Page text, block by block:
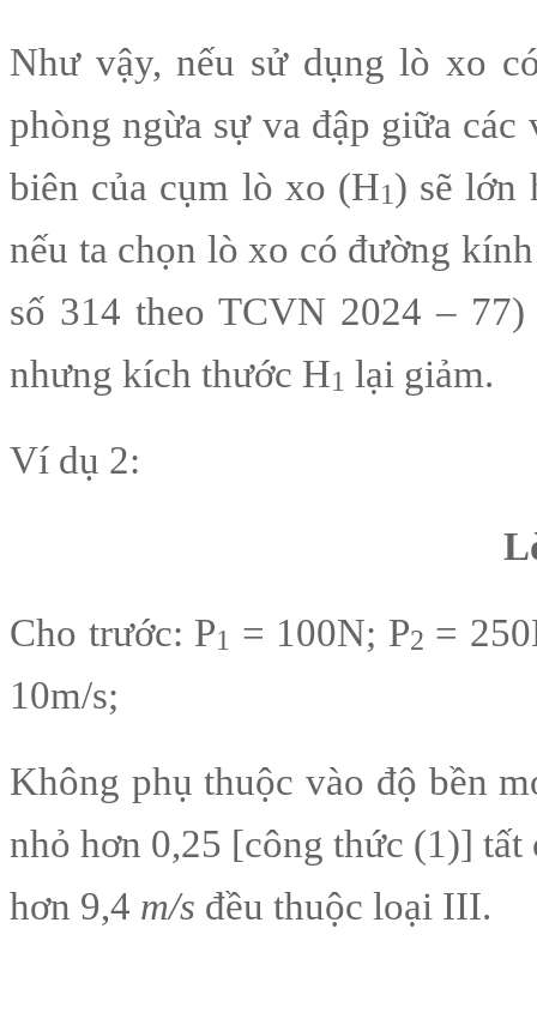
Như vậy, nếu sử dụng lò xo
phòng ngừa sự va đập giữa
biên của cụm lò xo (H1) sẽ lớn
nếu ta chọn lò xo có đường
số 314 theo TCVN 2024 –
nhưng kích thước H1 lại giảm.
Ví dụ 2:
Cho trước: P1 = 100N; P2 =
10m/s;
Không phụ thuộc vào độ bền
nhỏ hơn 0,25 [công thức (1)]
hơn 9,4 m/s đều thuộc loại III.